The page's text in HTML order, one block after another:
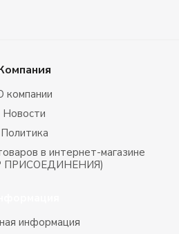
компании
Новости
Политика
в интернет-магазине
ПРИСОЕДИНЕНИЯ)
информация